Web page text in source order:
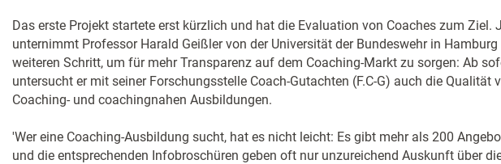
Das erste Projekt startete erst kürzlich und hat die Evaluation von Coaches zum Ziel.
unternimmt Professor Harald Geißler von der Universität der Bundeswehr in Hamburg
weiteren Schritt, um für mehr Transparenz auf dem Coaching-Markt zu sorgen: Ab
untersucht er mit seiner Forschungsstelle Coach-Gutachten (F.C-G) auch die Qualität
Coaching- und coachingnahen Ausbildungen.
'Wer eine Coaching-Ausbildung sucht, hat es nicht leicht: Es gibt mehr als 200
und die entsprechenden Infobroschüren geben oft nur unzureichend Auskunft über